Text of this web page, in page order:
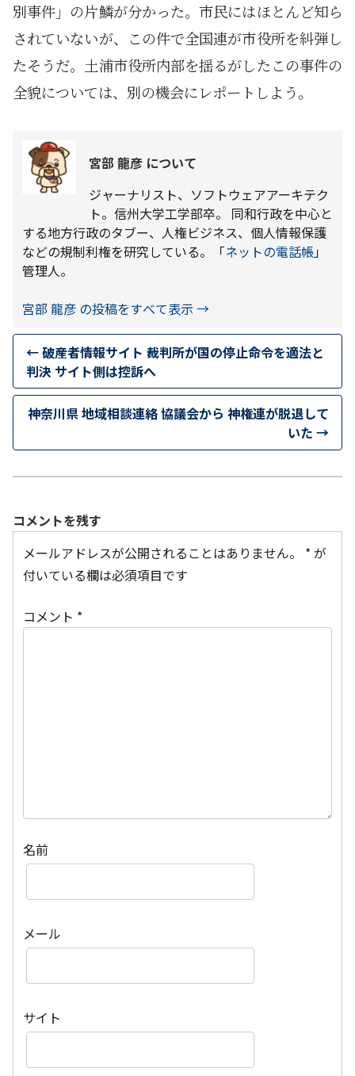
別事件」の片鱗が分かった。市民にはほとんど知ら
されていないが、この件で全国連が市役所を糾弾し
たそうだ。土浦市役所内部を揺るがしたこの事件の
全貌については、別の機会にレポートしよう。
宮部 龍彦 について
ジャーナリスト、ソフトウェアアーキテク
ト。信州大学工学部卒。 同和行政を中心と
する地方行政のタブー、人権ビジネス、個人情報保護
などの規制利権を研究している。「ネットの電話帳」
管理人。
宮部 龍彦 の投稿をすべて表示 →
←破産者情報サイト 裁判所が国の停止命令を適法と
判決 サイト側は控訴へ
神奈川県 地域相談連絡 協議会から 神権連が脱退して
いた →
コメントを残す
メールアドレスが公開されることはありません。
*が
付いている欄は必須項目です
コメント *
名前
メール
サイト